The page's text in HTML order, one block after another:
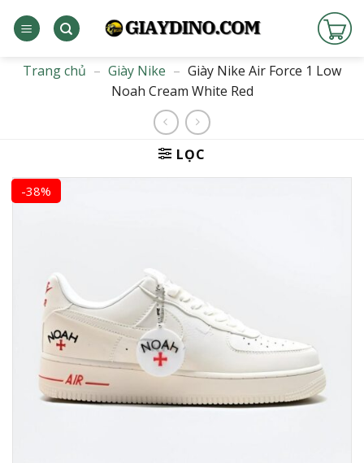
qua
dungTrang chủ – Giày Nike – Giày Nike Air Force 1 Low
Noah Cream White Red
LỌC
-38%